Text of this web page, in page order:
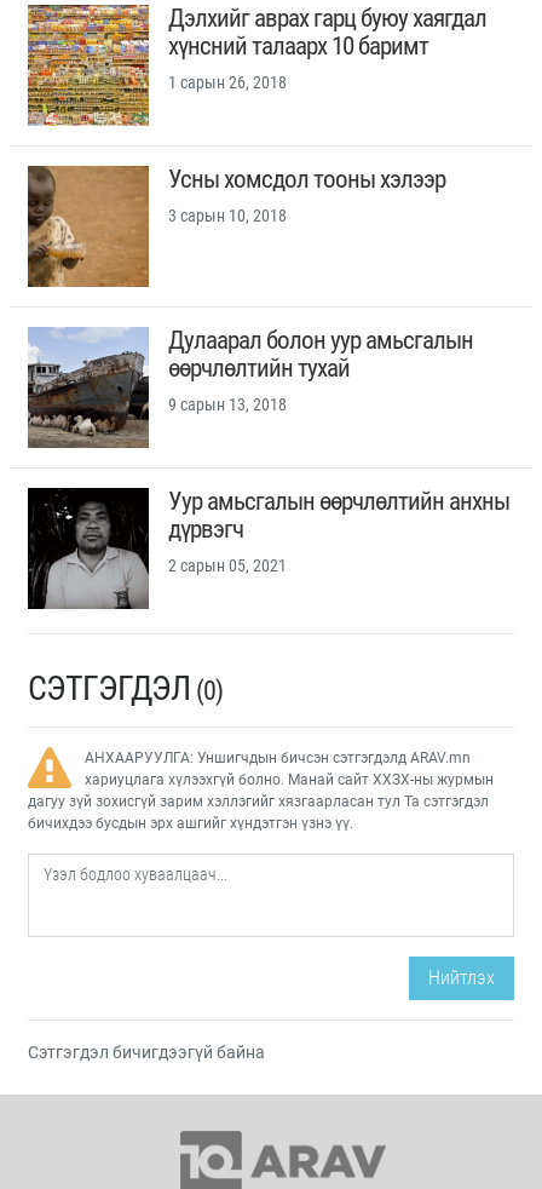
Дэлхийг аврах гарц буюу хаягдал
хүнсний талаарх 10 баримт
1 сарын 26, 2018
Усны хомсдол тооны хэлээр
3 сарын 10, 2018
Дулаарал болон уур амьсгалын
өөрчлөлтийн тухай
9 сарын 13, 2018
Уур амьсгалын өөрчлөлтийн анхны
дүрвэгч
2 сарын 05, 2021
СЭТГЭГДЭЛ (0)
АНХААРУУЛГА: Уншигчдын бичсэн сэтгэгдэлд ARAV.mn
хариуцлага хүлээхгүй болно. Манай сайт ХХЗХ-ны журмын
дагуу зүй зохисгүй зарим хэллэгийг хязгаарласан тул Та сэтгэгдэл
бичихдээ бусдын эрх ашгийг хүндэтгэн үзнэ үү.
Нийтлэх
Сэтгэгдэл бичигдээгүй байна